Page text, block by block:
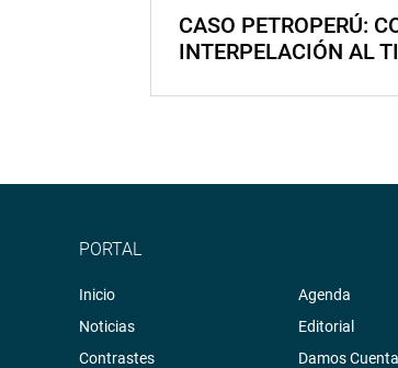
CASO PETROPERÚ:
INTERPELACIÓN AL
PORTAL
Inicio
Noticias
Contrastes
Agenda
Editorial
Damos Cuenta